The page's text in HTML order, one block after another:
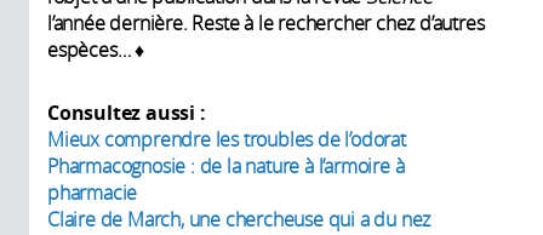
l’année dernière. Reste à le rechercher chez d’autres
espèces… ♦
Consultez aussi :
Mieux comprendre les troubles de l’odorat
Pharmacognosie : de la nature à l’armoire à
pharmacie
Claire de March, une chercheuse qui a du nez